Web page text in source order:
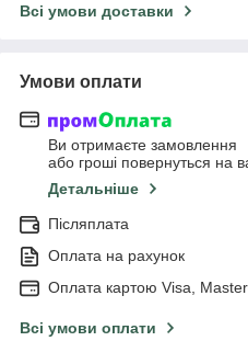
Всі умови доставки
Умови оплати
Ви отримаєте замовлення
або гроші повернуться на
Детальніше
Післяплата
Оплата на рахунок
Оплата картою Visa,
Всі умови оплати